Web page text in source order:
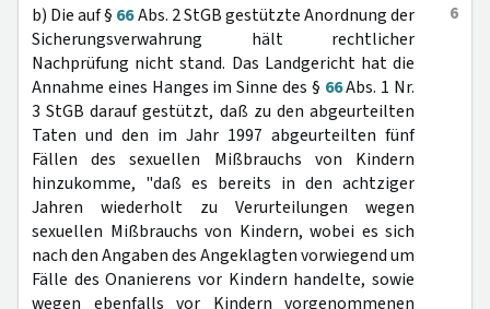
6
b) Die auf § 66Abs. 2 StGB gestützte Anordnung der
Sicherungsverwahrung hält rechtlicher
Nachprüfung nicht stand. Das Landgericht hat die
Annahme eines Hanges im Sinne des § 66Abs. 1 Nr.
3 StGB darauf gestützt, daß zu den abgeurteilten
Taten und den im Jahr 1997 abgeurteilten fünf
Fällen des sexuellen Mißbrauchs von Kindern
hinzukomme, "daß es bereits in den achtziger
Jahren wiederholt zu Verurteilungen wegen
sexuellen Mißbrauchs von Kindern, wobei es sich
nach den Angaben des Angeklagten vorwiegend um
Fälle des Onanierens vor Kindern handelte, sowie
wegen ebenfalls vor Kindern vorgenommenen